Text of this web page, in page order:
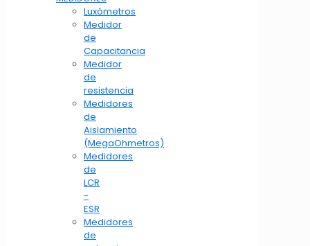
Luxómetros
Medidor
de
Capacitancia
Medidor
de
resistencia
Medidores
de
Aislamiento
(MegaOhmetros)
Medidores
de
LCR
-
ESR
Medidores
de